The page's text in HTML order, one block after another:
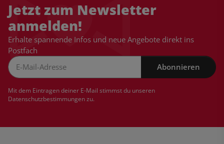
Jetzt zum Newsletter
anmelden!
Erhalte spannende Infos und neue Angebote direkt ins
Postfach
Abonnieren
Mit dem Eintragen deiner E-Mail stimmst du unseren
Datenschutzbestimmungenzu.